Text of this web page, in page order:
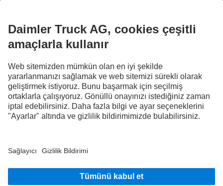
FOLLOW THE ROADSTARS.
Deneyimlerinizi şimdi diğer kamyon sürücüleriyle paylaşın.